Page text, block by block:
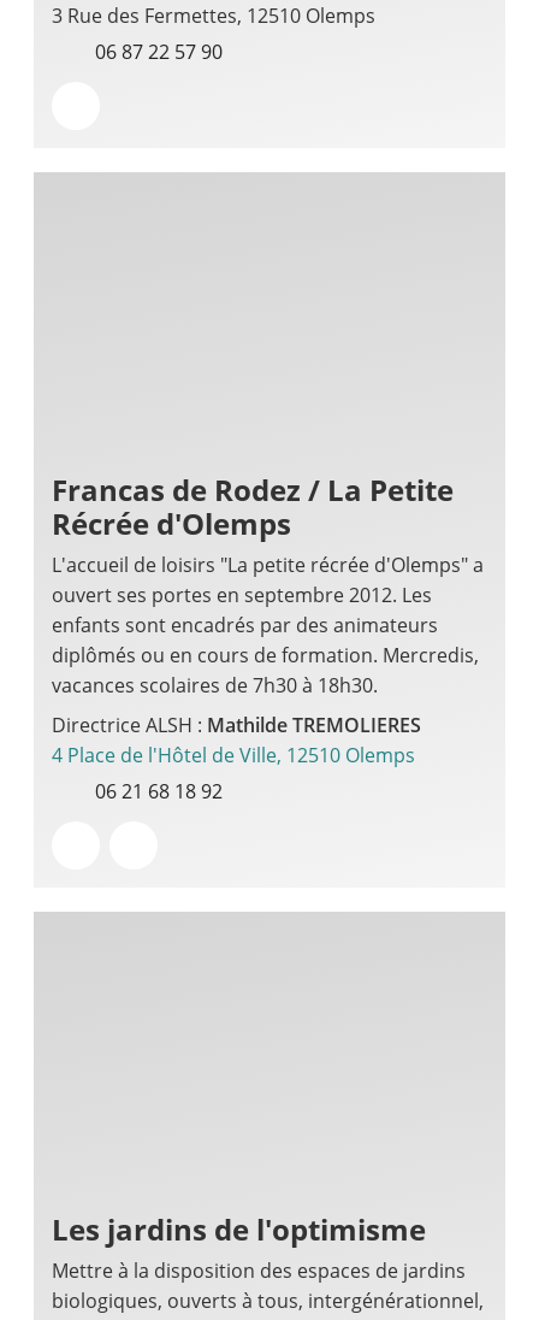
3 Rue des Fermettes, 12510 Olemps
06 87 22 57 90
Francas de Rodez / La Petite
Récrée d'Olemps
L'accueil de loisirs "La petite récrée d'Olemps" a
ouvert ses portes en septembre 2012. Les
enfants sont encadrés par des animateurs
diplômés ou en cours de formation. Mercredis,
vacances scolaires de 7h30 à 18h30.
Directrice ALSH : Mathilde TREMOLIERES
4 Place de l'Hôtel de Ville, 12510 Olemps
06 21 68 18 92
Les jardins de l'optimisme
Mettre à la disposition des espaces de jardins
biologiques, ouverts à tous, intergénérationnel,